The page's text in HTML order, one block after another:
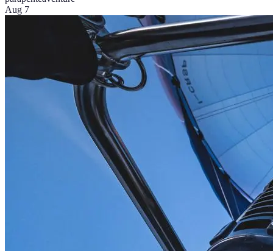
Aug 7